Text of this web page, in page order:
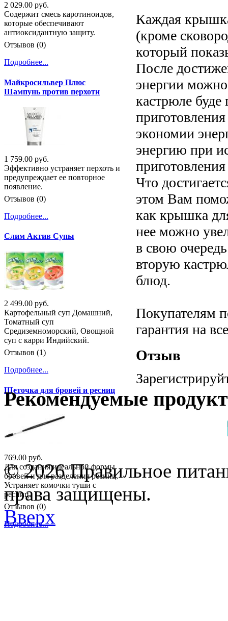
Каждая
(кроме
который
После
энергии
кастрюле буде
экономии
энергию при
Что
этом Вам
как крышка
нее можно
в свою
вторую
блюд.
Покупателям
гарантия на
Отзыв
2 029.00 руб.
Содержит смесь каротиноидов,
которые обеспечивают
антиоксидантную защиту.
Отзывов (0)
Подробнее...
Майкросильвер Плюс
Шампунь против перхоти
1 759.00 руб.
Эффективно устраняет перхоть и
предупреждает ее повторное
появление.
Отзывов (0)
Подробнее...
Слим Актив Супы
2 499.00 руб.
Картофельный суп Домашний,
Томатный суп
Средиземноморский, Овощной
суп с карри Индийский.
Отзывов (1)
Подробнее...
Щеточка для бровей и ресниц
769.00 руб.
Для создания идеальной формы
бровей и для разделения ресниц.
Устраняет комочки туши с
ресниц.
Отзывов (0)
Подробнее...
Рекомендуемые
© 2026 Правильное
права защищены.
Вверх